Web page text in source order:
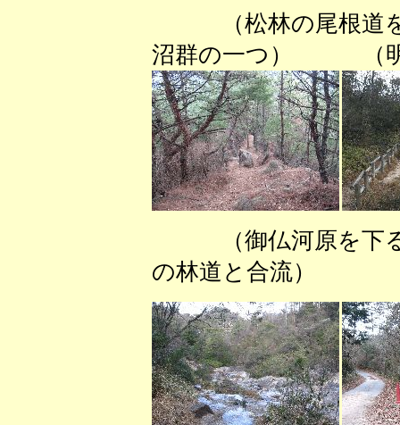
（松林の尾根道
沼群の一つ） （明
（御仏河原を
の林道と合流